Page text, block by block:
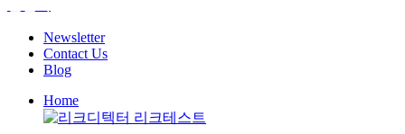
Newsletter
Contact Us
Blog
Home